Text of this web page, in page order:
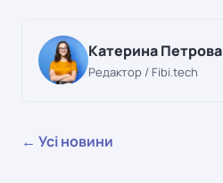
Катерина Петрова
Редактор / Fibi.tech
← Усі новини